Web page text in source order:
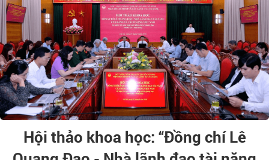
Hội thảo khoa học: “Đồng chí Lê